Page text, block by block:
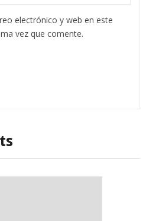
electrónico y web en este
vez que comente.